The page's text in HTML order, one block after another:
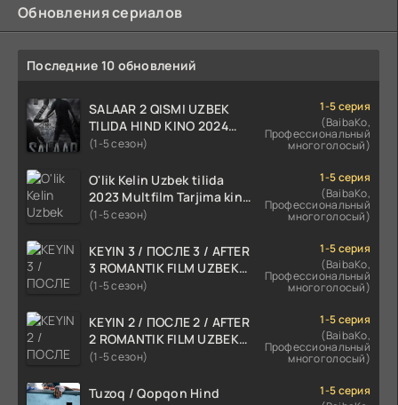
Обновления сериалов
Последние 10 обновлений
SALAAR 2 QISMI UZBEK
TILIDA HIND KINO 2024
TARJIMA 720p HD Skachat
(1-5 сезон)
1-5 серия
(BaibaKo,
Профессиональный
многоголосый)
O'lik Kelin Uzbek tilida
2023 Multfilm Tarjima kino
skachat
(1-5 сезон)
1-5 серия
(BaibaKo,
Профессиональный
многоголосый)
KEYIN 3 / ПОСЛЕ 3 / AFTER
3 ROMANTIK FILM UZBEK
TILIDA 2021 TARJIMA FILM
(1-5 сезон)
1-5 серия
(BaibaKo,
Профессиональный
многоголосый)
KEYIN 2 / ПОСЛЕ 2 / AFTER
2 ROMANTIK FILM UZBEK
TILIDA 2020 TARJIMA FILM
(1-5 сезон)
1-5 серия
(BaibaKo,
Профессиональный
многоголосый)
Tuzoq / Qopqon Hind
1-5 серия